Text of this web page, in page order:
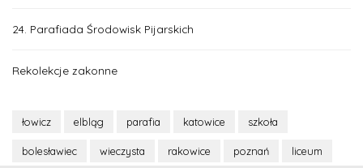
24. Parafiada Środowisk Pijarskich
Rekolekcje zakonne
łowicz elbląg parafia katowice szkoła
bolesławiec wieczysta rakowice poznań liceum